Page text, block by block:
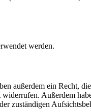
werden.
außerdem ein Recht,
Außerdem
zuständigen